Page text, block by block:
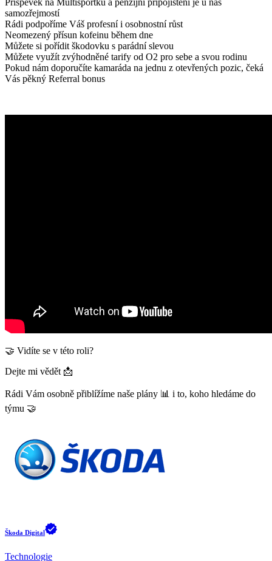
samozřejmostí
Rádi podpoříme Váš profesní i osobnostní růst
Neomezený přísun kofeinu během dne
Můžete si pořídit škodovku s parádní slevou
Můžete využít zvýhodněné tarify od O2 pro sebe a svou rodinu
Pokud nám doporučíte kamaráda na jednu z otevřených pozic, čeká
Vás pěkný Referral bonus
🤝 Vidíte se v této roli?
Dejte mi vědět 📩
Rádi Vám osobně přiblížíme naše plány 📊 i to, koho hledáme do
týmu 🤝
Škoda Digital
Technologie